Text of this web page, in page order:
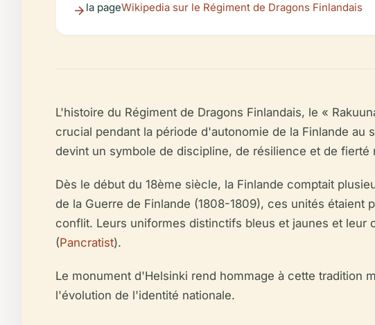
la pageWikipedia sur le Régiment de Dragons Finlandais
L'histoire du Régiment de Dragons Finlandais, le «
crucial pendant la période d'autonomie de la Finlande
devint un symbole de discipline, de résilience et de fierté
Dès le début du 18ème siècle, la Finlande comptait
de la Guerre de Finlande (1808-1809), ces unités
conflit. Leurs uniformes distinctifs bleus et jaunes et
(Pancratist).
Le monument d'Helsinki rend hommage à cette tradition
l'évolution de l'identité nationale.